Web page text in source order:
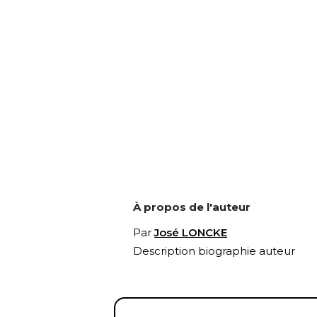
À propos de l'auteur
ParJosé LONCKE
Description biographie auteur